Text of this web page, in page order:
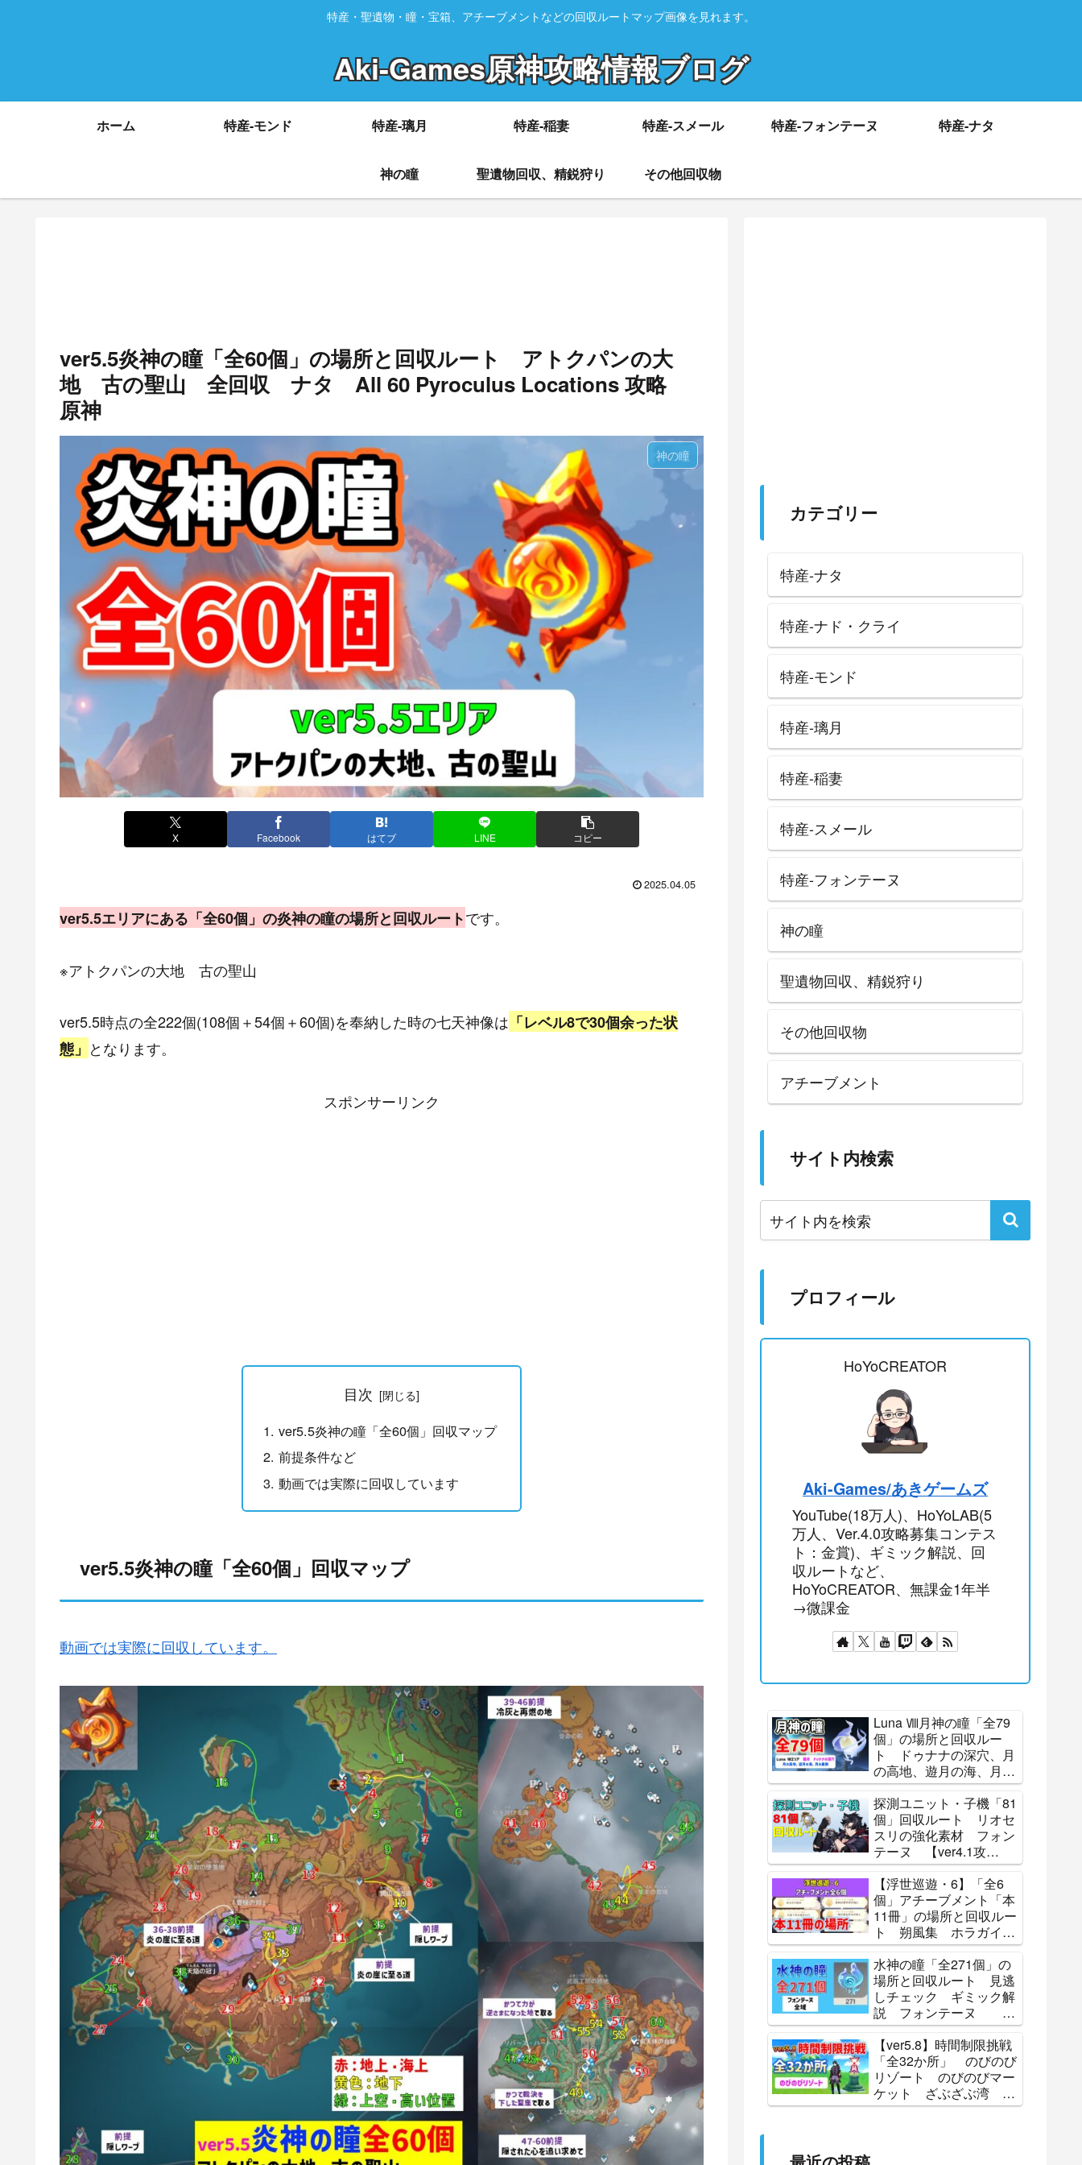
特産・聖遺物・瞳・宝箱、アチーブメントなどの回収ルートマップ画像を見れます。
Aki-Games原神攻略情報ブログ
ホーム 特産-モンド 特産-璃月 特産-稲妻 特産-スメール 特産-フォンテーヌ 特産-ナタ
神の瞳 聖遺物回収、精鋭狩り その他回収物
ver5.5炎神の瞳「全60個」の場所と回収ルート アトクパンの大
地 古の聖山 全回収 ナタ All 60 Pyroculus Locations 攻略
原神
神の瞳
X Facebook はてブ LINE コピー
2025.04.05
ver5.5エリアにある「全60個」の炎神の瞳の場所と回収ルートです。
※アトクパンの大地 古の聖山
ver5.5時点の全222個(108個＋54個＋60個)を奉納した時の七天神像は 「レベル8で30個余った状
態」 となります。
スポンサーリンク
目次
ver5.5炎神の瞳「全60個」回収マップ
前提条件など
動画では実際に回収しています
ver5.5炎神の瞳「全60個」回収マップ
動画では実際に回収しています。
カテゴリー
特産-ナタ
特産-ナド・クライ
特産-モンド
特産-璃月
特産-稲妻
特産-スメール
特産-フォンテーヌ
神の瞳
聖遺物回収、精鋭狩り
その他回収物
アチーブメント
サイト内検索
プロフィール
HoYoCREATOR
Aki-Games/あきゲームズ
YouTube(18万人)、HoYoLAB(5
万人、Ver.4.0攻略募集コンテス
ト：金賞)、ギミック解説、回
収ルートなど、
HoYoCREATOR、無課金1年半
→微課金
Luna Ⅷ月神の瞳「全79
個」の場所と回収ルー
ト ドゥナナの深穴、月
の高地、遊月の海、月の
裏側 霜月 全回収 ナ
ド・クライ All 79
Lunoculus Locations 攻
略 原神
探測ユニット・子機「81
個」回収ルート リオセ
スリの強化素材 フォン
テーヌ 【ver4.1攻
略】 探索 原神 ALL
81 Subdetection Unit
Locations Genshin
【浮世巡遊・6】「全6
個」アチーブメント「本
11冊」の場所と回収ルー
ト 朔風集 ホラガイの
残響 蒼星フェイ史略
怪盗レッド・ミラーの伝
説 辺境夜話 北の果
て、祈りの歌 Luna
Ⅳ 攻略 原神
水神の瞳「全271個」の
場所と回収ルート 見逃
しチェック ギミック解
説 フォンテーヌ
【攻略】 原神
Genshin
【ver5.8】時間制限挑戦
「全32か所」 のびのび
リゾート のびのびマー
ケット ざぶざぶ湾 ひ
ゅうひゅう丘 パイン